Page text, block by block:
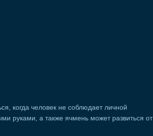
когда человек не соблюдает личной
руками, а также ячмень может развиться от